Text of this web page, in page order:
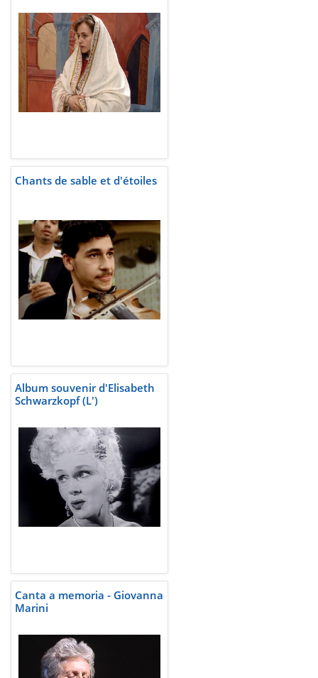
Chants de sable et d'étoiles
Album souvenir d'Elisabeth
Schwarzkopf (L')
Canta a memoria - Giovanna
Marini